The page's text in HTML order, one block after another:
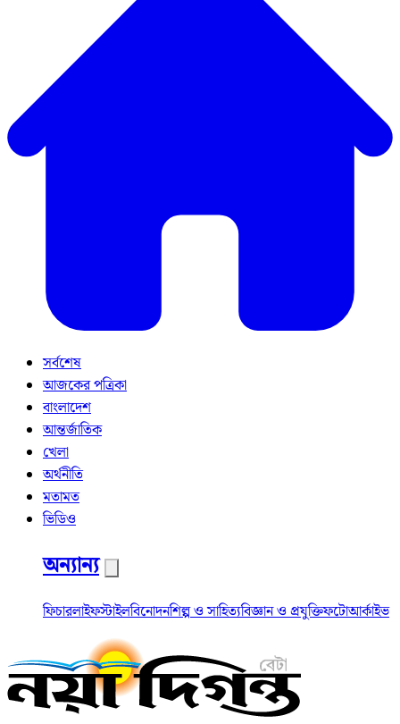
সর্বশেষ
আজকের পত্রিকা
বাংলাদেশ
আন্তর্জাতিক
খেলা
অর্থনীতি
মতামত
ভিডিও
অন্যান্য
ফিচারলাইফস্টাইলবিনোদনশিল্প ও সাহিত্যবিজ্ঞান ও প্রযুক্তিফটোআর্কাইভ